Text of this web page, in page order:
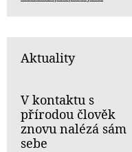
Aktuality
V kontaktu s
přírodou člověk
znovu nalézá sám
sebe